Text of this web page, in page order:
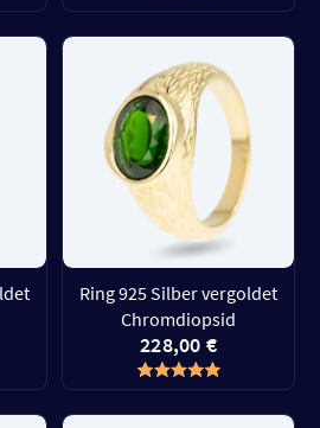
Ring 925 Silber vergoldet
Chromdiopsid
228,00 €